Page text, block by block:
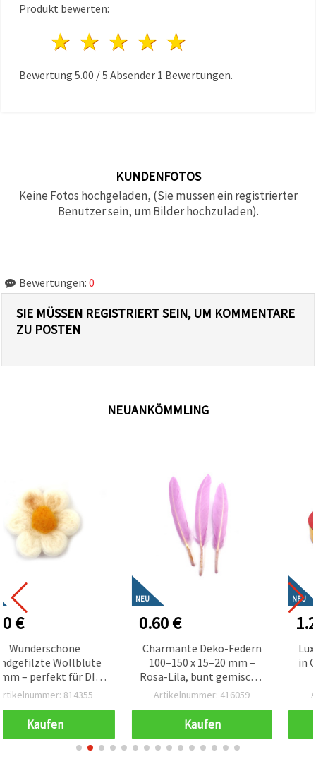
Produkt bewerten:
4 Sterne
3 Sterne
2 Sterne
1 Stern
Bewertung 5.00 /5 Absender 1 Bewertungen.
KUNDENFOTOS
Keine Fotos hochgeladen, (Sie müssen ein registrierter
Benutzer sein, um Bilder hochzuladen).
Bewertungen: 0
SIE MÜSSEN REGISTRIERT SEIN, UM KOMMENTARE
ZU POSTEN
NEUANKÖMMLING
NEU
0.60 €
Charmante Deko-Federn
100–150 x 15–20 mm –
Rosa-Lila, bunt gemischt,
Set 10 Stück für Basteln,
kreative DIY-Projekte
Artikelnummer: 416059
Kaufen
1.20 €
Luxuriöses Metallic-Band
in Goldfarbe – 16 mm, ca.
9 m – Perfekt für
elegante
Floristik & festliches
Geschenkverpacken
Artikelnummer: 826043
Kaufen